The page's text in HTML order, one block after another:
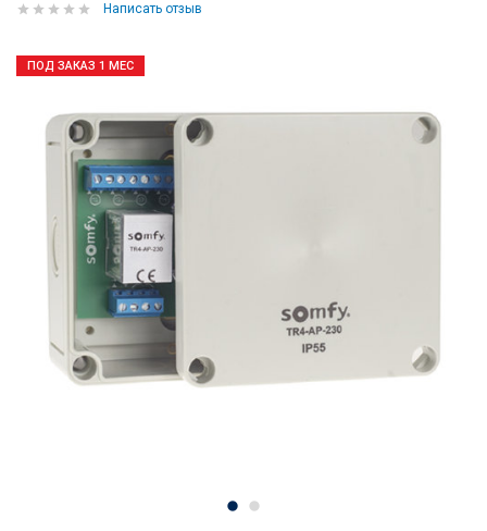
Написать отзыв
ПОД ЗАКАЗ 1 МЕС